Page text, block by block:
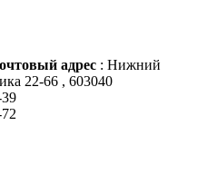
адрес : Нижний
22-66 , 603040